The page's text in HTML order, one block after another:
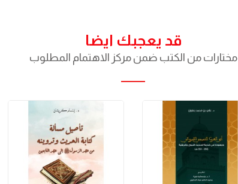
قد يعجبك ايضا
مختارات من الكتب ضمن مركز الاهتمام المطلوب